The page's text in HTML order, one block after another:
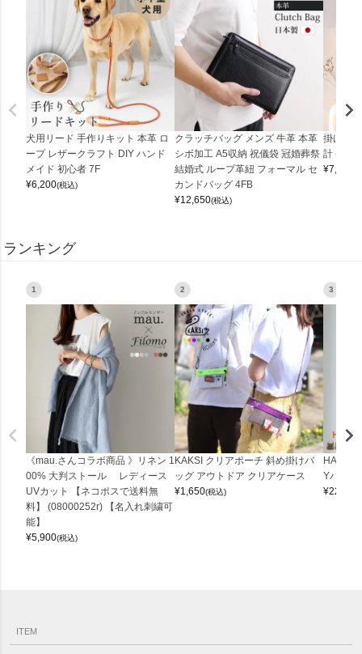
犬用リード 手作りキット 本革 ロ
ープ レザークラフト DIY ハンド
メイド 初心者 7F
¥6,200(税込)
クラッチバッグ メンズ 牛革 本革
シボ加工 A5収納 祝儀袋 冠婚葬祭
結婚式 ループ革紐 フォーマル セ
カンドバッグ 4FB
¥12,650(税込)
掛け時
計
¥7,150
ランキング
1
《mau.さんコラボ商品 》リネン 1
00% 大判ストール レディース
UVカット 【ネコポスで送料無
料】 (08000252r) 【名入れ刺繍可
能】
¥5,900(税込)
2
KAKSI クリアポーチ 斜め掛けバ
ッグ アウトドア クリアケース
¥1,650(税込)
3
Yバッグ
¥22,000
ITEM